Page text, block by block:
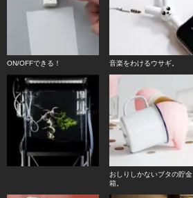
ON/OFFできる！ 音楽をわけるウサギ。
おしりしかないブタの貯金
箱。